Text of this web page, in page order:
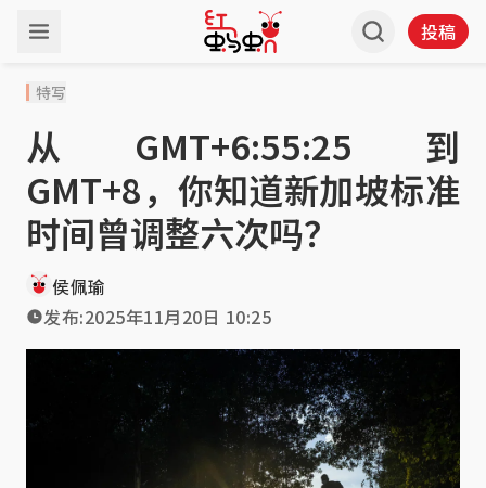
投稿
特写
从GMT+6:55:25到
GMT+8，你知道新加坡标准
时间曾调整六次吗？
侯佩瑜
发布:2025年11月20日 10:25